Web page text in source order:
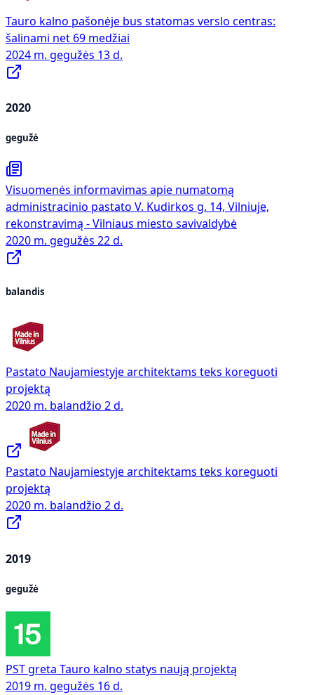
Tauro kalno pašonėje bus statomas verslo centras:
šalinami net 69 medžiai
2024 m. gegužės 13 d.
2020
gegužė
Visuomenės informavimas apie numatomą
administracinio pastato V. Kudirkos g. 14, Vilniuje,
rekonstravimą - Vilniaus miesto savivaldybė
2020 m. gegužės 22 d.
balandis
Pastato Naujamiestyje architektams teks koreguoti
projektą
2020 m. balandžio 2 d.
Pastato Naujamiestyje architektams teks koreguoti
projektą
2020 m. balandžio 2 d.
2019
gegužė
PST greta Tauro kalno statys naują projektą
2019 m. gegužės 16 d.